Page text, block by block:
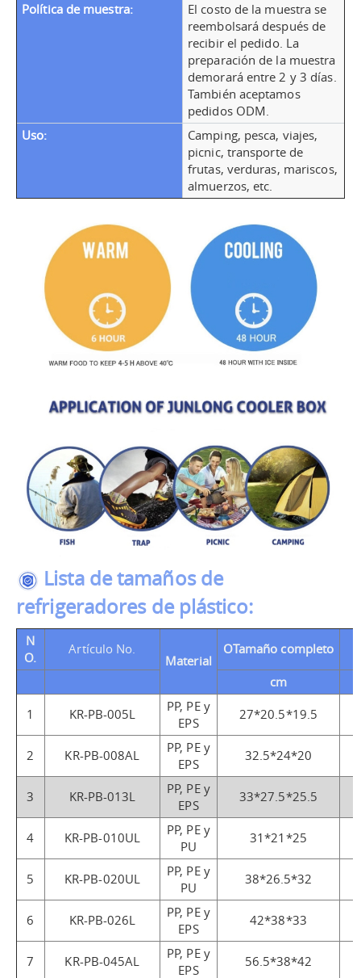
Política de muestra:
El costo de la muestra se
reembolsará después de
recibir el pedido. La
preparación de la muestra
demorará entre 2 y 3 días.
También aceptamos
pedidos ODM.
Uso:
Camping, pesca, viajes,
picnic, transporte de
frutas, verduras, mariscos,
almuerzos, etc.
Lista de tamaños de
refrigeradores de plástico:
N
O.
Artículo No.
Material
OTamaño completo
cm
1
KR-PB-005L
PP, PE y
EPS
27*20.5*19.5
2 KR-PB-008AL
PP, PE y
EPS
32.5*24*20
3 KR-PB-013L
PP, PE y
EPS
33*27.5*25.5
4 KR-PB-010UL
PP, PE y
PU
31*21*25
5 KR-PB-020UL
PP, PE y
PU
38*26.5*32
6 KR-PB-026L
PP, PE y
EPS
42*38*33
7 KR-PB-045AL
PP, PE y
EPS
56.5*38*42